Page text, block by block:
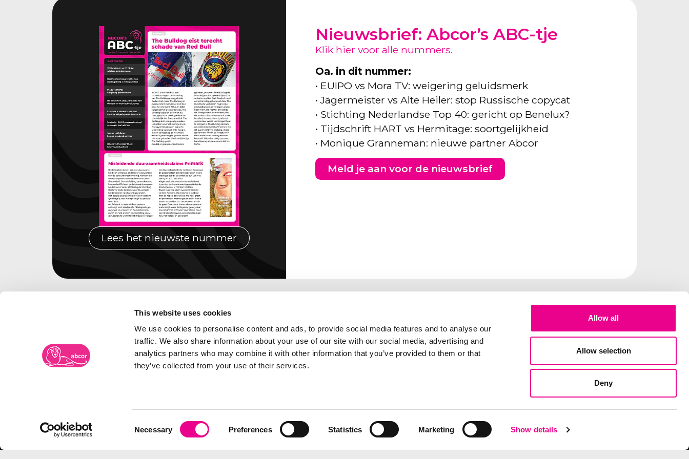
This website uses cookies
We use cookies to personalise content and ads, to provide social media features and to analyse our
traffic. We also share information about your use of our site with our social media, advertising and
analytics partners who may combine it with other information that you’ve provided to them or that
they’ve collected from your use of their services.
Selection
Necessary Preferences Statistics Marketing Show details
Allow all
Allow selection
Deny
Lees het nieuwste nummer
Nieuwsbrief: Abcor’s ABC-tje
Klik hier voor alle nummers.
Oa. in dit nummer:
• EUIPO vs Mora TV: weigering geluidsmerk
• Jägermeister vs Alte Heiler: stop Russische copycat
• Stichting Nederlandse Top 40: gericht op Benelux?
• Tijdschrift HART vs Hermitage: soortgelijkheid
• Monique Granneman: nieuwe partner Abcor
Meld je aan voor de nieuwsbrief
Frambozenweg 109-111
Postbus 2134
2301 CC LEIDEN
Bezoekadres Zuid Nederland
Spoorlaan 460
5038 CH TILBURG
kwaliteitsorganisaties: Benelux
Vereniging van Merken-